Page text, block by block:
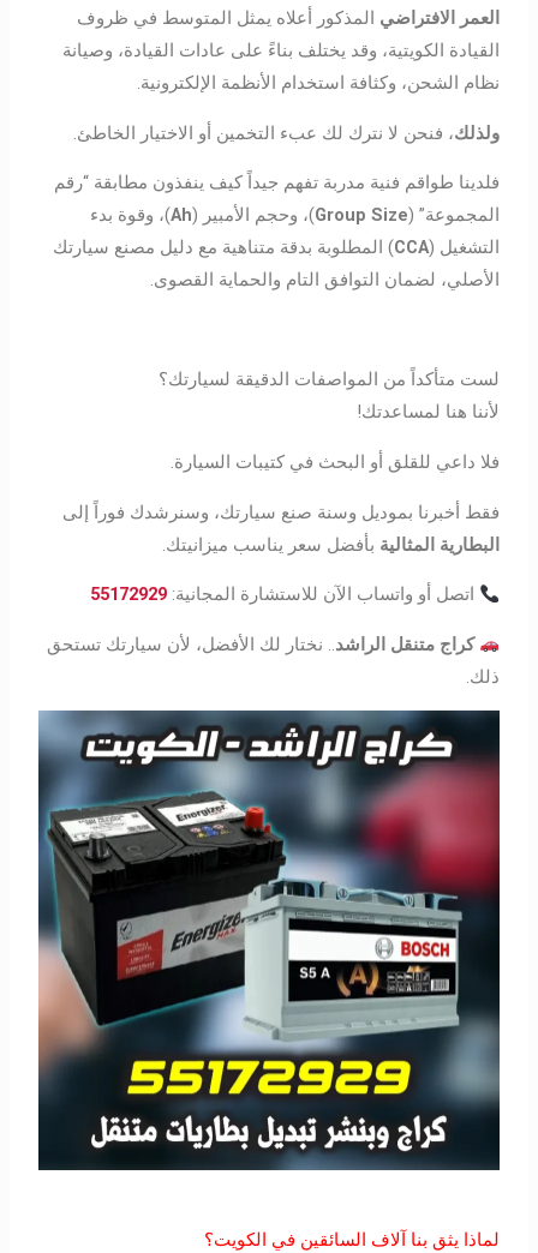
العمر الافتراضي المذكور أعلاه يمثل المتوسط في ظروف
القيادة الكويتية، وقد يختلف بناءً على عادات القيادة، وصيانة
نظام الشحن، وكثافة استخدام الأنظمة الإلكترونية.
ولذلك، فنحن لا نترك لك عبء التخمين أو الاختيار الخاطئ.
فلدينا طواقم فنية مدربة تفهم جيداً كيف ينفذون مطابقة “رقم
المجموعة” (Group Size)، وحجم الأمبير (Ah)، وقوة بدء
التشغيل (CCA) المطلوبة بدقة متناهية مع دليل مصنع سيارتك
الأصلي، لضمان التوافق التام والحماية القصوى.
لست متأكداً من المواصفات الدقيقة لسيارتك؟
لأننا هنا لمساعدتك!
فلا داعي للقلق أو البحث في كتيبات السيارة.
فقط أخبرنا بموديل وسنة صنع سيارتك، وسنرشدك فوراً إلى
البطارية المثالية بأفضل سعر يناسب ميزانيتك.
اتصل أو واتساب الآن للاستشارة المجانية:55172929
كراج متنقل الراشد.. نختار لك الأفضل، لأن سيارتك تستحق
ذلك.
لماذا يثق بنا آلاف السائقين في الكويت؟